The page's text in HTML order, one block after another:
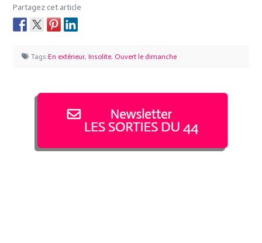
Partagez cet article
Tags:En extérieur, Insolite, Ouvert le dimanche